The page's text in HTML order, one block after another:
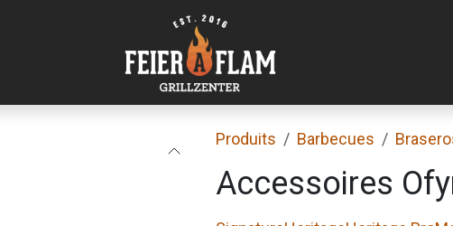
Produits Barbecues
Accessoires